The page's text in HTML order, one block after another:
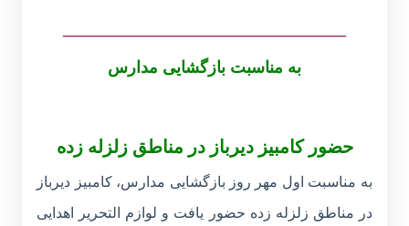
به مناسبت بازگشایی مدارس
حضور کامبیز دیرباز در مناطق زلزله زده
به مناسبت اول مهر روز بازگشایی مدارس، کامبیز دیرباز
در مناطق زلزله زده حضور یافت و لوازم التحریر اهدایی